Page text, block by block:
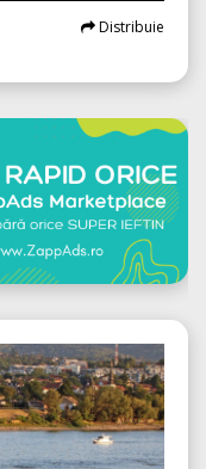
Distribuie